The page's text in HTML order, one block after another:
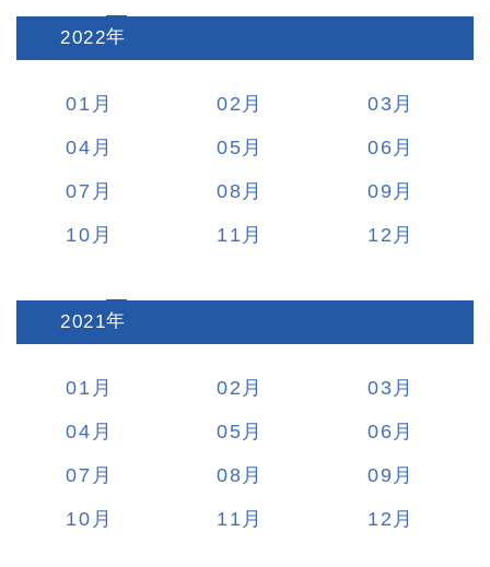
2022:
01 02
03
04
05
06
07
08
09
10
11 12
2021:
01 02
03
04
05
06
07
08
09
10
11 12